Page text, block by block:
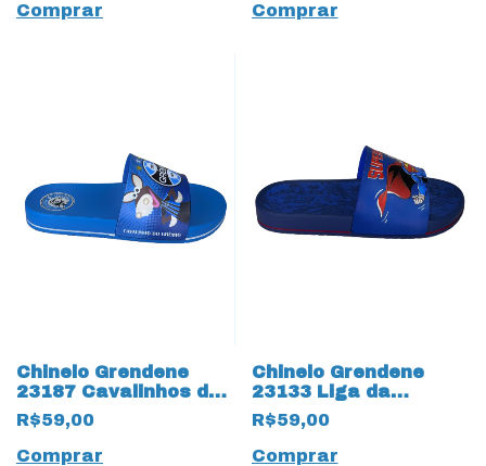
Comprar
Comprar
Chinelo Grendene
23187 Cavalinhos do
Fantástico 17517
Gremio Azul
R$59,00
Comprar
Chinelo Grendene
23133 Liga da
Justiça Superman
17512 Azul
R$59,00
Comprar